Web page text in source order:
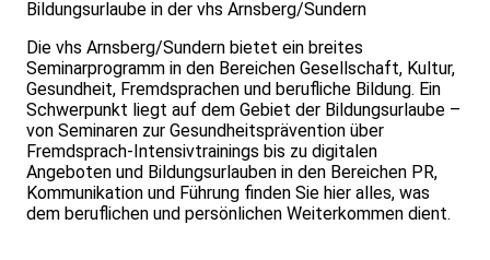
Bildungsurlaube in der vhs Arnsberg/Sundern
Die vhs Arnsberg/Sundern bietet ein breites
Seminarprogramm in den Bereichen Gesellschaft, Kultur,
Gesundheit, Fremdsprachen und berufliche Bildung. Ein
Schwerpunkt liegt auf dem Gebiet der Bildungsurlaube –
von Seminaren zur Gesundheitsprävention über
Fremdsprach-Intensivtrainings bis zu digitalen
Angeboten und Bildungsurlauben in den Bereichen PR,
Kommunikation und Führung finden Sie hier alles, was
dem beruflichen und persönlichen Weiterkommen dient.